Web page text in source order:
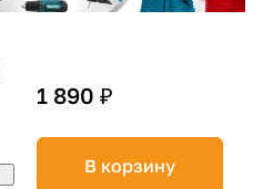
1 890 ₽
В корзину